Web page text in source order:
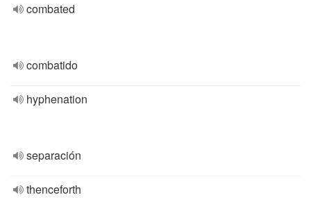
combated
combatido
hyphenation
separación
thenceforth